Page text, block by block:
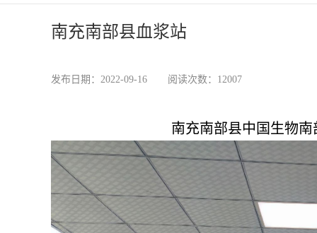
南充南部县血浆站
发布日期：2022-09-16 阅读次数：12007
南充南部县中国生物